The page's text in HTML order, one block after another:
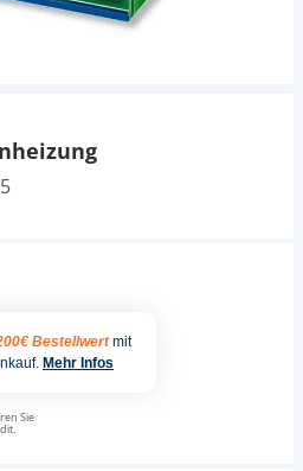
Bestellwert mit
Mehr Infos
Sie